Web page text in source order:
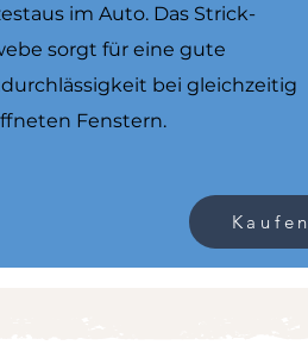
im Auto. Das Strick-
sorgt für eine gute
bei gleichzeitig
Fenstern.
Kaufen